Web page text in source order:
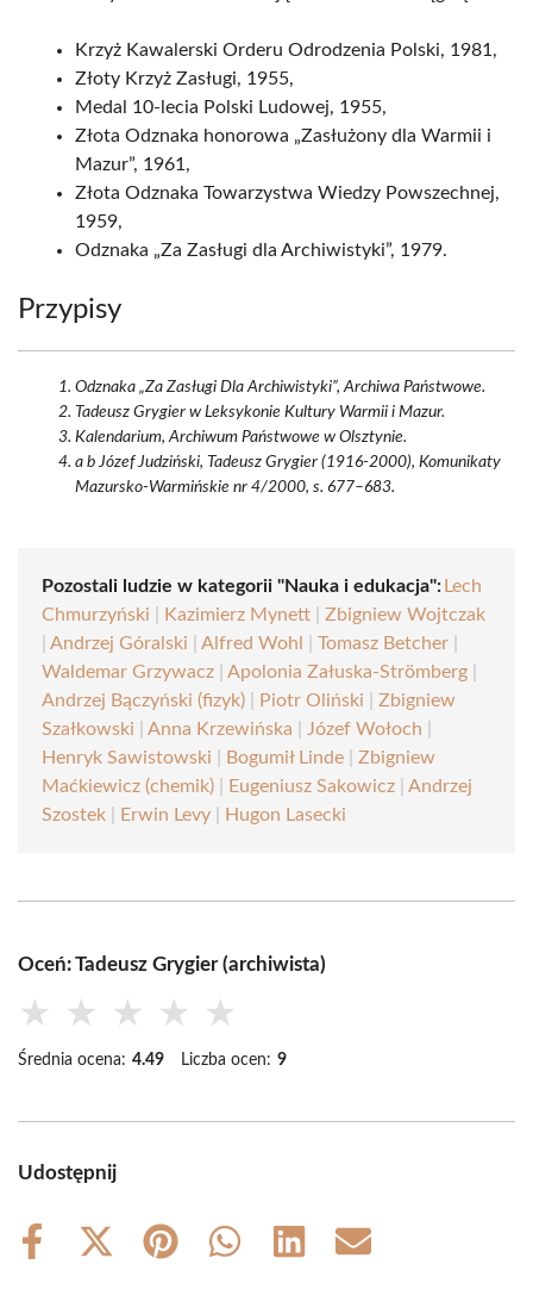
Krzyż Kawalerski Orderu Odrodzenia Polski, 1981,
Złoty Krzyż Zasługi, 1955,
Medal 10-lecia Polski Ludowej, 1955,
Złota Odznaka honorowa „Zasłużony dla Warmii i
Mazur”, 1961,
Złota Odznaka Towarzystwa Wiedzy Powszechnej,
1959,
Odznaka „Za Zasługi dla Archiwistyki”, 1979.
Przypisy
Odznaka „Za Zasługi Dla Archiwistyki”, Archiwa Państwowe.
Tadeusz Grygier w Leksykonie Kultury Warmii i Mazur.
Kalendarium, Archiwum Państwowe w Olsztynie.
a b Józef Judziński, Tadeusz Grygier (1916-2000), Komunikaty
Mazursko-Warmińskie nr 4/2000, s. 677–683.
Pozostali ludzie w kategorii "Nauka i edukacja": Lech
Chmurzyński
Kazimierz Mynett
Zbigniew Wojtczak
Andrzej Góralski Alfred Wohl Tomasz Betcher
Waldemar Grzywacz
Apolonia Załuska-Strömberg
Andrzej Bączyński (fizyk)
Piotr Oliński
Zbigniew
Szałkowski
Anna Krzewińska Józef Wołoch
Henryk Sawistowski
Bogumił Linde
Zbigniew
Maćkiewicz (chemik)
Eugeniusz Sakowicz
Andrzej
Szostek
Erwin Levy Hugon Lasecki
Oceń: Tadeusz Grygier (archiwista)
★ ★ ★ ★ ★
Średnia ocena: 4.49 Liczba ocen: 9
Udostępnij
Share
Share
Share
Share
Share
Share